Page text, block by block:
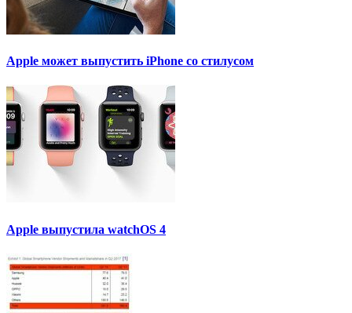
Apple может выпустить iPhone со стилусом
Apple выпустила watchOS 4